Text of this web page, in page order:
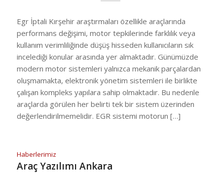
Egr İptali Kırşehir araştırmaları özellikle araçlarında
performans değişimi, motor tepkilerinde farklılık veya
kullanım verimliliğinde düşüş hisseden kullanıcıların sık
incelediği konular arasında yer almaktadır. Günümüzde
modern motor sistemleri yalnızca mekanik parçalardan
oluşmamakta, elektronik yönetim sistemleri ile birlikte
çalışan kompleks yapılara sahip olmaktadır. Bu nedenle
araçlarda görülen her belirti tek bir sistem üzerinden
değerlendirilmemelidir. EGR sistemi motorun […]
Haberlerimiz
Araç Yazılımı Ankara